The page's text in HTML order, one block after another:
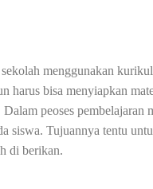
menggunakan
harus bisa menyiapkan
peoses pembelajaran
siswa. Tujuannya tentu
di berikan.